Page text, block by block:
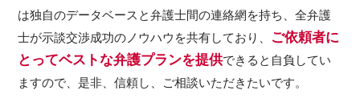
は独自のデータベースと弁護士間の連絡網を持ち、全弁護
士が示談交渉成功のノウハウを共有しており、
ご依頼者に
とってベストな弁護プランを提供できると自負してい
ますので、是非、信頼し、ご相談いただきたいです。